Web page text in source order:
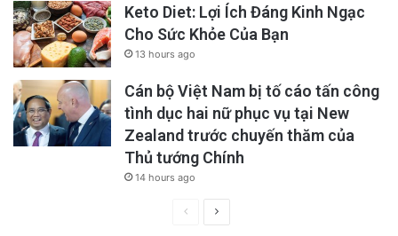
Keto Diet: Lợi Ích Đáng Kinh Ngạc
Cho Sức Khỏe Của Bạn
13 hours ago
Cán bộ Việt Nam bị tố cáo tấn công
tình dục hai nữ phục vụ tại New
Zealand trước chuyến thăm của
Thủ tướng Chính
14 hours ago
PreviousNext